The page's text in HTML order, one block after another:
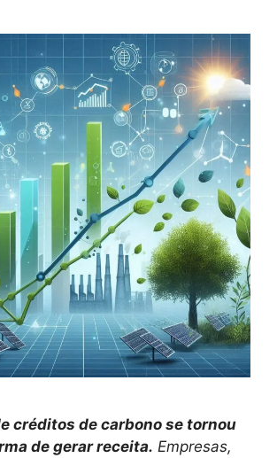
créditos de carbono se tornou
de gerar receita. Empresas,